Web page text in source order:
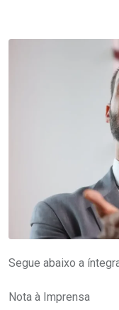
Segue abaixo a
Nota à Imprensa